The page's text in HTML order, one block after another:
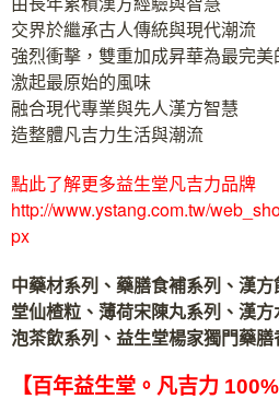
交界於繼承古人傳統與現代潮流
強烈衝擊，雙重加成昇華為最完美
激起最原始的風味
融合現代專業與先人漢方智慧
造整體凡吉力生活與潮流
點此了解更多益生堂凡吉力品牌
http://www.ystang.com.tw/
px
中藥材系列、藥膳食補系列、漢
堂仙楂粒、薄荷宋陳丸系列、漢
泡茶飲系列、益生堂楊家獨門藥
【百年益生堂。凡吉力